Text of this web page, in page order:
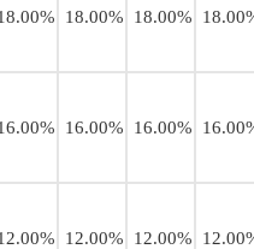
18.00% 18.00%
16.00% 16.00%
12.00% 12.00%